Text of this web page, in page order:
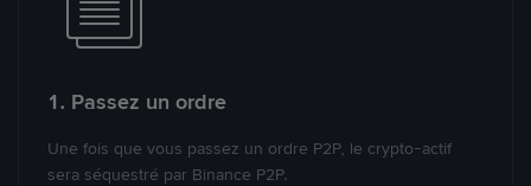
1. Passez un ordre
Une fois que vous passez un ordre P2P, le crypto-actif
sera séquestré par Binance P2P.